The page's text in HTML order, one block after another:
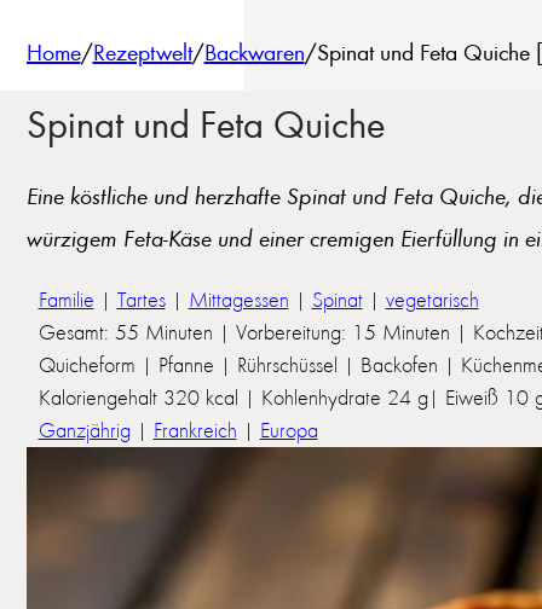
Home/Rezeptwelt/Backwaren/Spinat und Feta Quiche
Spinat und Feta Quiche
Eine köstliche und herzhafte Spinat und Feta Quiche,
würzigem Feta-Käse und einer cremigen Eierfüllung in
Familie | Tartes| Mittagessen | Spinat| vegetarisch
Gesamt: 55 Minuten | Vorbereitung: 15 Minuten |
Quicheform | Pfanne | Rührschüssel | Backofen |
Kaloriengehalt 320 kcal | Kohlenhydrate 24 g| Eiweiß 10
Ganzjährig | Frankreich | Europa